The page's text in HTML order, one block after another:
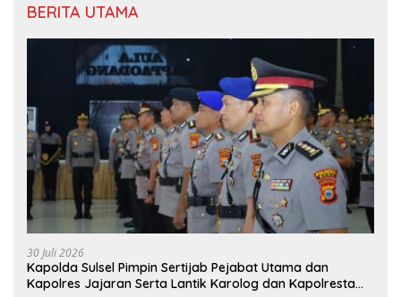
BERITA UTAMA
30 Juli 2026
Kapolda Sulsel Pimpin Sertijab Pejabat Utama dan
Kapolres Jajaran Serta Lantik Karolog dan Kapolresta